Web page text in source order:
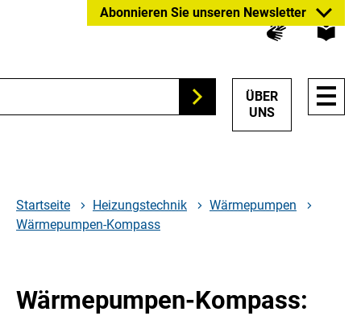
Hauptnavigation
Abonnieren Sie unseren Newsletter
Suchen
ÜBER
UNS
Startseite Heizungstechnik
Wärmepumpen
Wärmepumpen-Kompass
Wärmepumpen-Kompass: